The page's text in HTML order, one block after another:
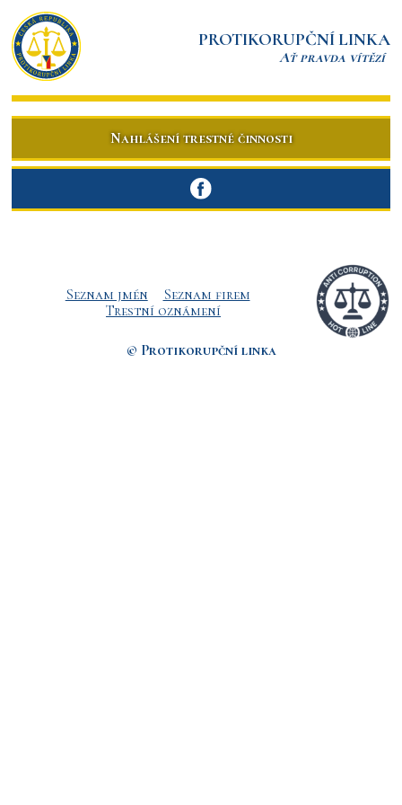
PROTIKORUPČNÍ LINKA
Ať pravda vítězí
Nahlášení trestné činnosti
Seznam jmén
Seznam firem
Trestní oznámení
© Protikorupční linka